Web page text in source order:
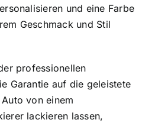
und eine Farbe
Geschmack und Stil
professionellen
Garantie auf die geleistete
von einem
lackieren lassen,